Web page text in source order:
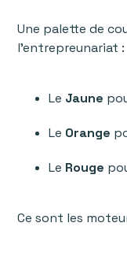
Une palette de
l’entrepreunariat :
Le Jaune
Le Orange
Le Rouge
Ce sont les